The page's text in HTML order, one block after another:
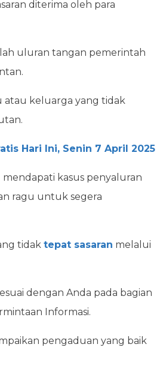
diterima oleh para
uluran tangan pemerintah
atau keluarga yang tidak
Hari Ini, Senin 7 April 2025
kasus penyaluran
ragu untuk segera
tidak tepat sasaran melalui
dengan Anda pada bagian
Informasi.
pengaduan yang baik